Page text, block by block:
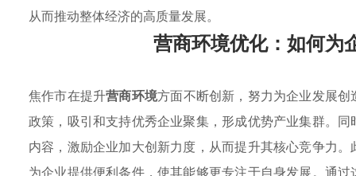
从而推动整体经济的高质量发展。
营商环境优化：如何为
焦作市在提升营商环境方面不断创新，努力为企业发展
政策，吸引和支持优秀企业聚集，形成优势产业集群。
内容，激励企业加大创新力度，从而提升其核心竞争力
为企业提供便利条件，使其能够更专注于自身发展。通